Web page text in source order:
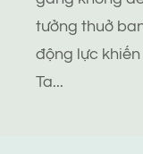
tưởng thuở
động lực
Ta...